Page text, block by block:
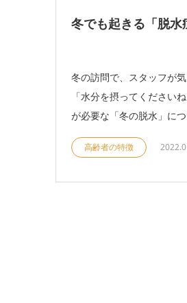
冬でも起きる「脱水
冬の訪問で、スタッフが
「水分を摂ってください
が必要な「冬の脱水」に
高齢者の特徴